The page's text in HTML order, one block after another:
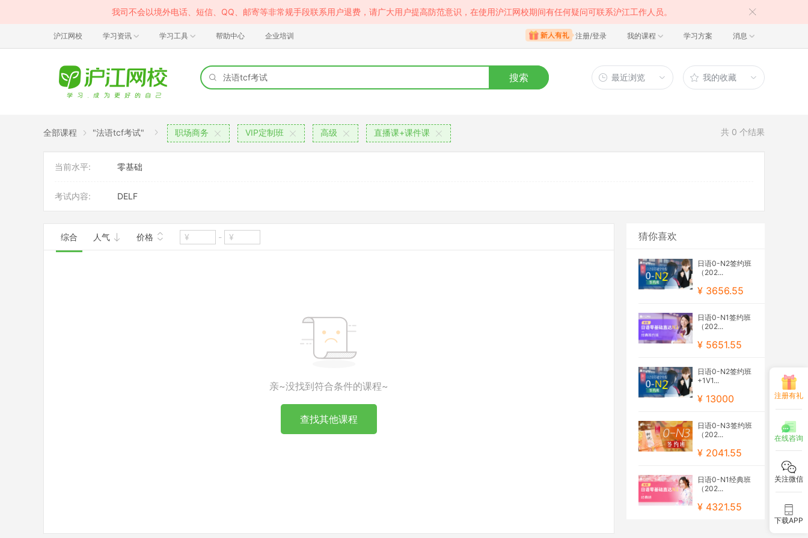
我司不会以境外电话、短信、QQ、邮寄等非常规手段联系用户退费，请广大用户提高防范意识，在使用沪江网校期间有任何疑问可联系沪江工作人员。
沪江网校 学习资讯 学习工具 帮助中心 企业培训 注册/登录 我的课程 学习方案 消息
搜索 最近浏览 我的收藏
全部课程 "法语tcf考试" 职场商务 VIP定制班 高级 直播课+课件课 共 0 个结果
当前水平: 零基础
考试内容: DELF
综合 人气 价格 -
亲~没找到符合条件的课程~
查找其他课程
猜你喜欢
日语0-N2签约班
（202...
¥ 3656.55
日语0-N1签约班
（202...
¥ 5651.55
日语0-N2签约班
+1V1...
¥ 13000
日语0-N3签约班
（202...
¥ 2041.55
日语0-N1经典班
（202...
¥ 4321.55
注册有礼
在线咨询
关注微信
下载APP